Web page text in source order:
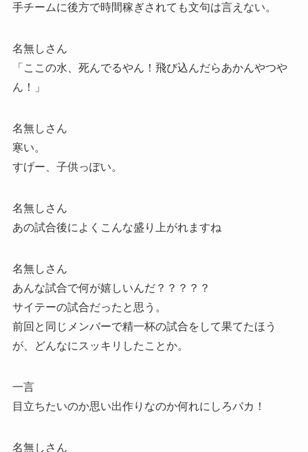
手チームに後方で時間稼ぎされても文句は言えない。
名無しさん
「ここの水、死んでるやん！飛び込んだらあかんやつや
ん！」
名無しさん
寒い。
すげー、子供っぽい。
名無しさん
あの試合後によくこんな盛り上がれますね
名無しさん
あんな試合で何が嬉しいんだ？？？？？
サイテーの試合だったと思う。
前回と同じメンバーで精一杯の試合をして果てたほう
が、どんなにスッキリしたことか。
一言
目立ちたいのか思い出作りなのか何れにしろバカ！
名無しさん